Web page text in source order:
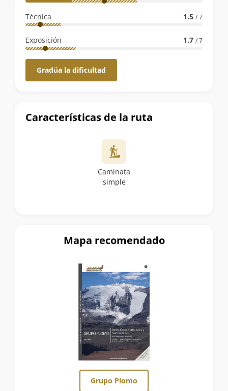
Técnica 1.5 / 7
Exposición 1.7 / 7
Gradúa la dificultad
Características de la ruta
Caminata
simple
Mapa recomendado
Grupo Plomo